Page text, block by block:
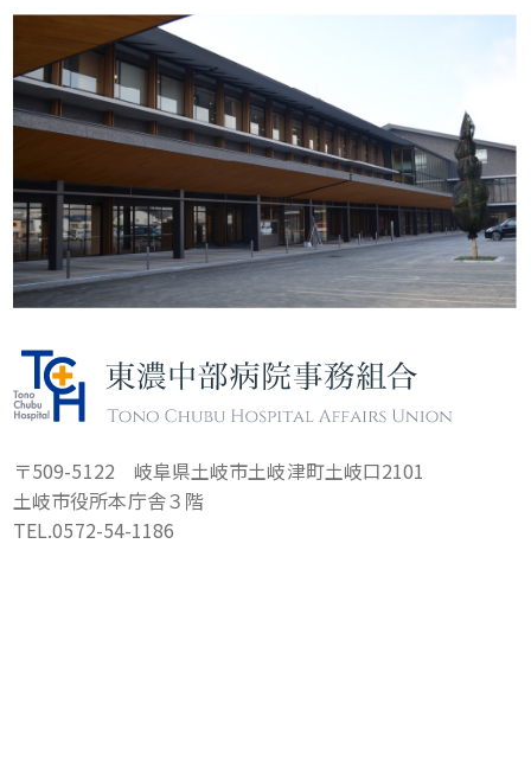
〒509-5122 岐阜県土岐市土岐津町土岐口2101
土岐市役所本庁舎３階
TEL.0572-54-1186